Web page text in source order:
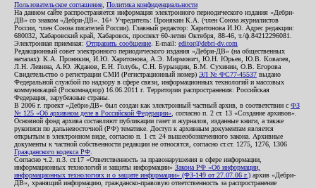
Пользовательское соглашение Политика конфиденциальности
На данном сайте распространяется информация электронного периодического издания «Дебри-
ДВ» со знаком «Дебри-ДВ». 16+ Учредитель: Пронякин К.А. (член Союза журналистов
России, член Союза писателей России). Главный редактор: Харитонова И.Ю. Адрес редакции:
680032, Хабаровский край, Хабаровск, проспект 60-летия Октября, 88-46, т./ф.84212296081.
Электронная приемная: Отправить сообщение . E-mail: editor@debri-dv.com
Редакционный совет электронного периодического издания «Дебри-ДВ» (на общественных
началах): К.А. Пронякин, И.Ю. Харитонова, А.Э. Мирмович, Ю.Н. Юрьев, Ю.В. Ковалев,
Л.Н. Левина, А.Ю. Жданов, Е.Н. Голубь, С.Н. Бурындин, Б.М. Сухинин, О.В. Егорова
Свидетельство о регистрации СМИ (Регистрационный номер) ЭЛ № ФС77-45537 выдано
Федеральной службой по надзору в сфере связи, информационных технологий и массовых
коммуникаций (Роскомнадзор) 16.06.2011 г. Территория распространения: Российская
Федерация, зарубежные страны.
В 2006 г. проект «Дебри-ДВ» был создан как электронный частный архив, в соответствии с ФЗ
№ 125 «Об архивном деле в Российской Федерации» , согласно п. 2 ст. 13 «Создание архивов».
Основной фонд архива составляют публикации газет и журналов, изданные книги, а также
рукописи по дальневосточной (РФ) тематике. Доступ к архивным документам является
открытым в электронном виде, согласно п. 1 ст. 24 вышеобозначенного закона. Архивные
документы к частной собственности редакции не относятся, согласно ст.ст. 1275, 1276, 1306
Гражданского кодекса РФ
Согласно ч.2. п.3. ст.17 «Ответственность за правонарушения в сфере информации,
информационных технологий и защиты информации» Закона РФ «Об информации,
информационных технологиях и о защите информации» (ФЗ-149 от 27.07.06 г.) архив «Дебри-
ДВ», хранящий информацию, гражданско-правовую ответственность за распространение